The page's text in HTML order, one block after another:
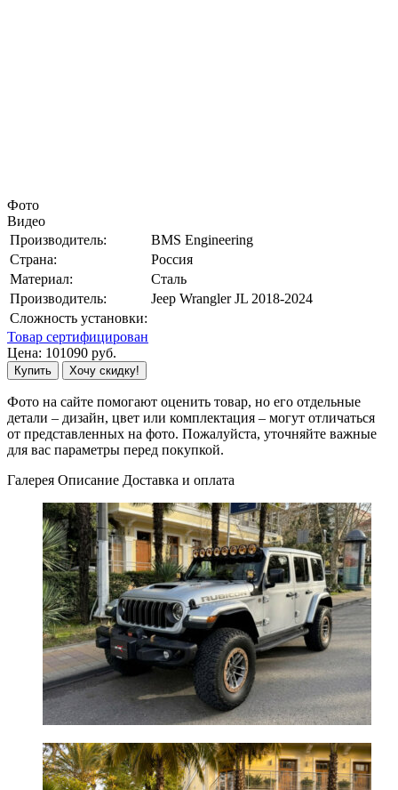
Фото
Видео
Производитель:
BMS Engineering
Страна:
Россия
Материал:
Сталь
Производитель:
Jeep Wrangler JL 2018-2024
Сложность установки:
Товар сертифицирован
Цена: 101090 руб.
Купить Хочу скидку!
Фото на сайте помогают оценить товар, но его отдельные
детали – дизайн, цвет или комплектация – могут отличаться
от представленных на фото. Пожалуйста, уточняйте важные
для вас параметры перед покупкой.
Галерея Описание Доставка и оплата